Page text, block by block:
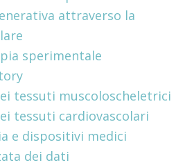
attraverso la
sperimentale
tessuti muscoloscheletrici
tessuti cardiovascolari
e dispositivi medici
dei dati